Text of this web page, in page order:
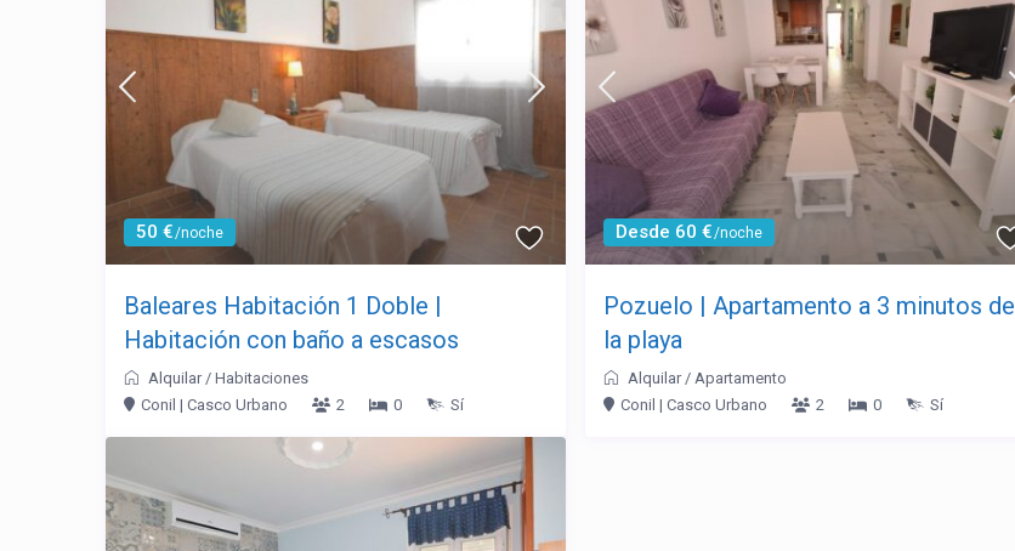
50 €/noche
Baleares Habitación 1 Doble |
Habitación con baño a escasos
Alquilar/ Habitaciones
Conil | Casco Urbano
2 0 Sí
Desde 60 €/noche
Pozuelo | Apartamento a 3 minutos de
la playa
Alquilar/Apartamento
Conil | Casco Urbano
2 0 Sí